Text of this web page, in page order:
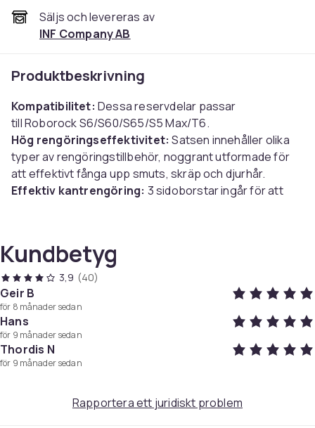
Säljs och levereras av
INF Company AB
Produktbeskrivning
Kompatibilitet: Dessa reservdelar passar
till Roborock S6/S60/S65/S5 Max/T6.
Hög rengöringseffektivitet: Satsen innehåller olika
typer av rengöringstillbehör, noggrant utformade för
att effektivt fånga upp smuts, skräp och djurhår.
Effektiv kantrengöring: 3 sidoborstar ingår för att
Glänsande golv:De 4 tvättbara och återanvändbara
moppdynor är enkla att fästa och ser till att du får ett
rent och polerat golv.
Grundlig filtrering:
dammsugarfilter som filtrerar och fångar upp damm,
smuts, djurhår och små partiklar.
Material: ABS, Fiber, Nylon och Filterbomull
Kundbetyg
3,9 (40)
Geir B
för 8 månader sedan
Hans
för 9 månader sedan
Thordis N
för 9 månader sedan
Rapportera ett juridiskt problem